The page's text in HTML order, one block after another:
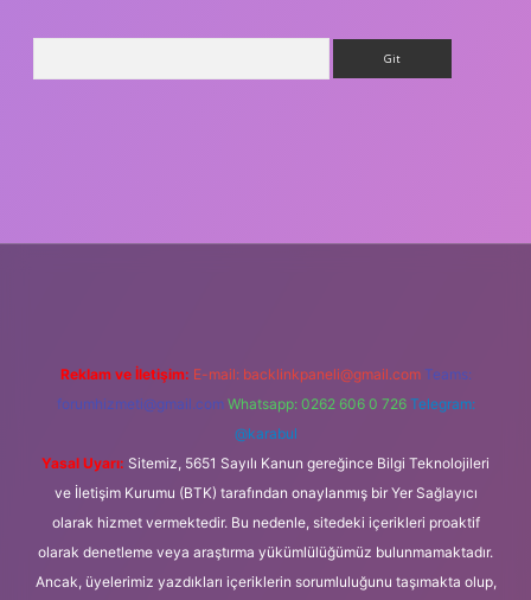
Reklam ve İletişim: E-mail: backlinkpaneli@gmail.com Teams:
forumhizmeti@gmail.com Whatsapp: 0262 606 0 726 Telegram:
@karabul
Yasal Uyarı: Sitemiz, 5651 Sayılı Kanun gereğince Bilgi Teknolojileri
ve İletişim Kurumu (BTK) tarafından onaylanmış bir Yer Sağlayıcı
olarak hizmet vermektedir. Bu nedenle, sitedeki içerikleri proaktif
olarak denetleme veya araştırma yükümlülüğümüz bulunmamaktadır.
Ancak, üyelerimiz yazdıkları içeriklerin sorumluluğunu taşımakta olup,